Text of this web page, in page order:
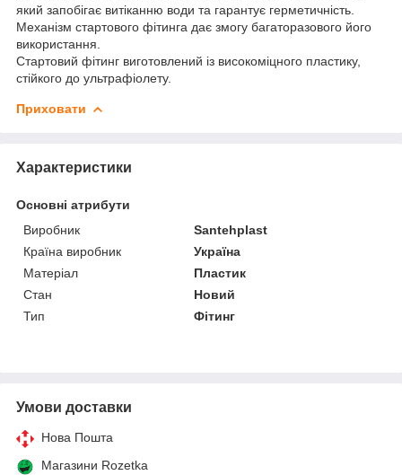
який запобігає витіканню води та гарантує герметичність.
Механізм стартового фітинга дає змогу багаторазового його
використання.
Стартовий фітинг виготовлений із високоміцного пластику,
стійкого до ультрафіолету.
Приховати
Характеристики
Основні атрибути
Виробник
Santehplast
Країна виробник
Україна
Матеріал
Пластик
Стан
Новий
Тип
Фітинг
Умови доставки
Нова Пошта
Магазини Rozetka